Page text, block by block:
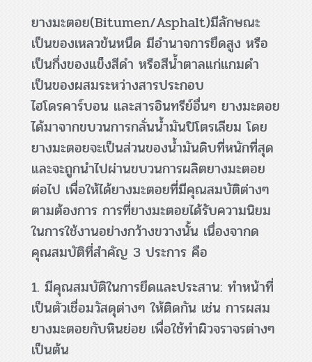
ยางมะตอย(Bitumen/Asphalt)มีลักษณะ
เป็นของเหลวข้นหนืด มีอำนาจการยืดสูง หรือ
เป็นกึ่งของแข็งสีดำ หรือสีน้ำตาลแก่แกมดำ
เป็นของผสมระหว่างสารประกอบ
ไฮโดรคาร์บอน และสารอินทรีย์อื่นๆ ยางมะตอย
ได้มาจากขบวนการกลั่นน้ำมันปิโตรเลียม โดย
ยางมะตอยจะเป็นส่วนของน้ำมันดิบที่หนักที่สุด
และจะถูกนำไปผ่านขบวนการผลิตยางมะตอย
ต่อไป เพื่อให้ได้ยางมะตอยที่มีคุณสมบัติต่างๆ
ตามต้องการ การที่ยางมะตอยได้รับความนิยม
ในการใช้งานอย่างกว้างขวางนั้น เนื่องจากด
คุณสมบัติที่สำคัญ 3 ประการ คือ
1. มีคุณสมบัติในการยึดและประสาน: ทำหน้าที่
เป็นตัวเชื่อมวัสดุต่างๆ ให้ติดกัน เช่น การผสม
ยางมะตอยกับหินย่อย เพื่อใช้ทำผิวจราจรต่างๆ
เป็นต้น